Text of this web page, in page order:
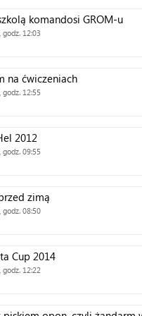
komandosi GROM-u
godz. 12:03
na ćwiczeniach
godz. 12:55
2012
godz. 09:55
zimą
godz. 08:50
Cup 2014
godz. 12:22